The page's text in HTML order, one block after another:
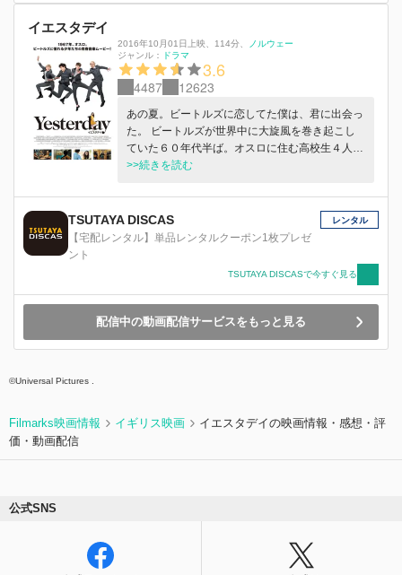
イエスタデイ
2016年10月01日上映 114分
ノルウェー
ジャンル：
ドラマ
3.6
4487 12623
あの夏。ビートルズに恋してた僕は、君に出会っ
た。 ビートルズが世界中に大旋風を巻き起こし
ていた６０年代半ば。オスロに住む高校生４人組
は“スネイファス” というバンドを結成し、自分た
ていた。そんなある日、ベース 担当でポール・
マッカートニーに心酔するキムは、見ず知らずの
女の子ニーナと映画館で出会う。別れ際、 ニー
もわからないまま、想いだけを募らせていった。
で、２人の距離は縮 んでゆき・・・
>>続きを読む
TSUTAYA DISCAS
【宅配レンタル】単品レンタルクーポン1枚プレゼ
ント
レンタル
TSUTAYA DISCASで今すぐ見る
配信中の動画配信サービスをもっと見る
©Universal Pictures .
Filmarks映画情報 イギリス映画
イエスタデイの映画情報・感想・評
価・動画配信
公式SNS